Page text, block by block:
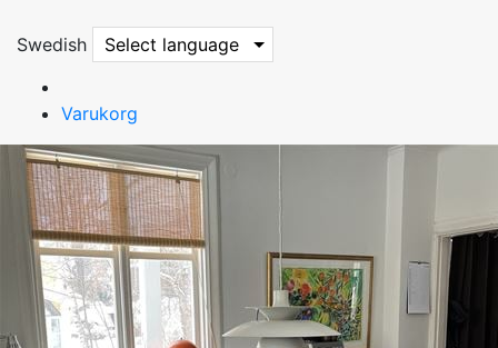
Swedish Select language
Varukorg